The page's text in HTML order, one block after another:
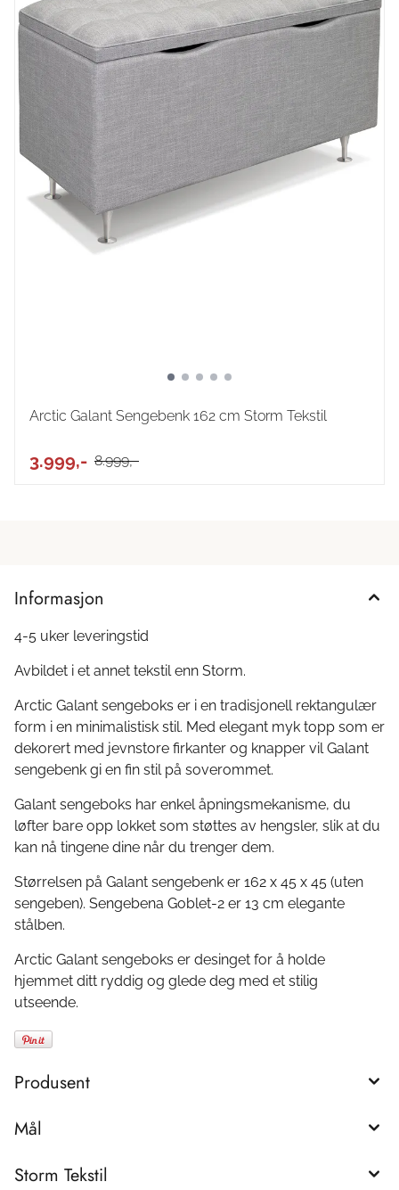
Arctic Galant Sengebenk 162 cm Storm Tekstil
3.999,- 8.999,-
Informasjon
4-5 uker leveringstid
Avbildet i et annet tekstil enn Storm.
Arctic Galant sengeboks er i en tradisjonell rektangulær
form i en minimalistisk stil. Med elegant myk topp som er
dekorert med jevnstore firkanter og knapper vil Galant
sengebenk gi en fin stil på soverommet.
Galant sengeboks har enkel åpningsmekanisme, du
løfter bare opp lokket som støttes av hengsler, slik at du
kan nå tingene dine når du trenger dem.
Størrelsen på Galant sengebenk er 162 x 45 x 45 (uten
sengeben). Sengebena Goblet-2 er 13 cm elegante
stålben.
Arctic Galant sengeboks er desinget for å holde
hjemmet ditt ryddig og glede deg med et stilig
utseende.
Produsent
Mål
Storm Tekstil